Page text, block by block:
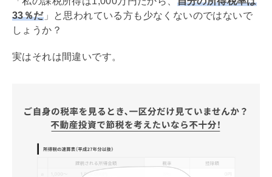
33％だ」と思われている方も少なくないのではないで
しょうか？
実はそれは間違いです。